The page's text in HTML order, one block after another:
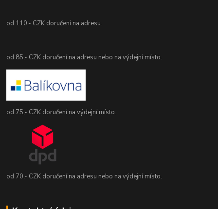
od 110,- CZK doručení na adresu.
od 85,- CZK doručení na adresu nebo na výdejní místo.
od 75,- CZK doručení na výdejní místo.
od 70,- CZK doručení na adresu nebo na výdejní místo.